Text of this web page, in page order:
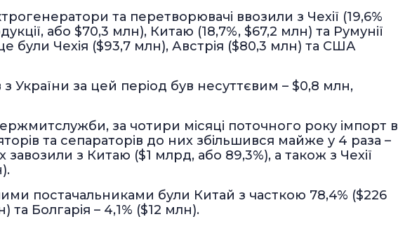
та перетворювачі ввозили з Чехії (19,6%
або $70,3 млн), Китаю (18,7%, $67,2 млн) та Румунії
були Чехія ($93,7 млн), Австрія ($80,3 млн) та США
України за цей період був несуттєвим – $0,8 млн,
за чотири місяці поточного року імпорт в
та сепараторів до них збільшився майже у 4 раза –
завозили з Китаю ($1 млрд, або 89,3%), а також з Чехії
постачальниками були Китай з часткою 78,4% ($226
та Болгарія – 4,1% ($12 млн).